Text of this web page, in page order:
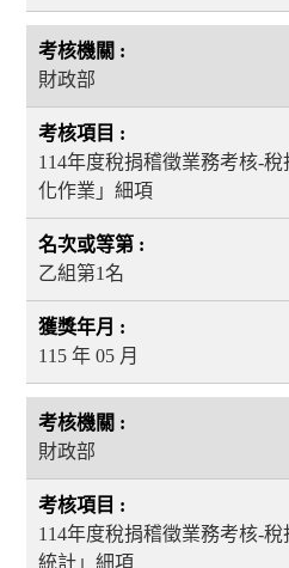
財政部
114年度稅捐稽徵業務考核-
化作業」細項
乙組第1名
115 年 05 月
財政部
114年度稅捐稽徵業務考核-
統計」細項